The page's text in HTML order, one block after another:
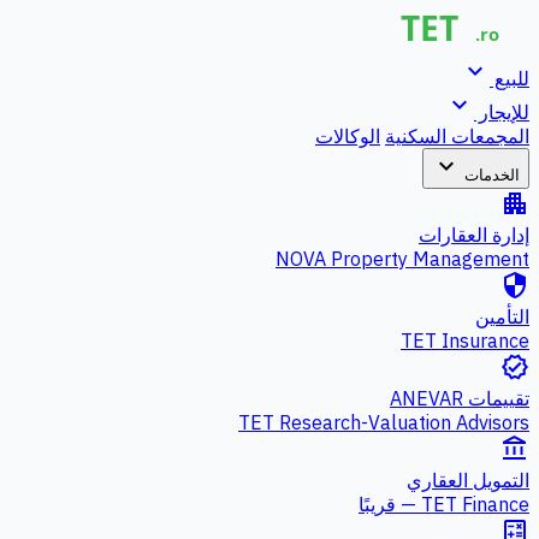
للبيع expand_more
للإيجار expand_more
المجمعات السكنية الوكالات
الخدمات expand_more
apartment
إدارة العقارات
NOVA Property Management
security
التأمين
TET Insurance
verified
تقييمات ANEVAR
TET Research-Valuation Advisors
account_balance
التمويل العقاري
TET Finance — قريبًا
calculate